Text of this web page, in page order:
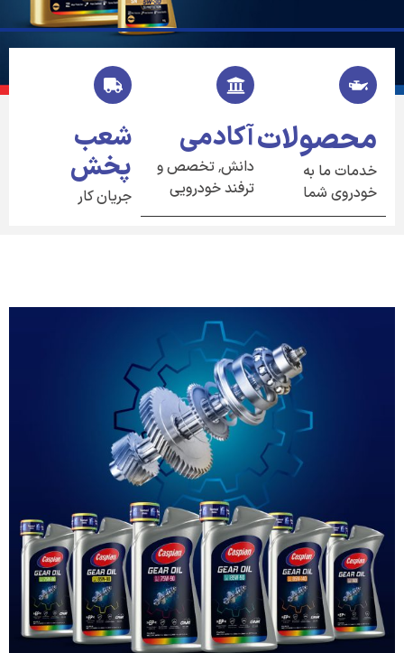
محصولات
خدمات ما به
خودروی شما
آکادمی
دانش٬ تخصص و
ترفند خودرویی
شعب
پخش
جریان کار